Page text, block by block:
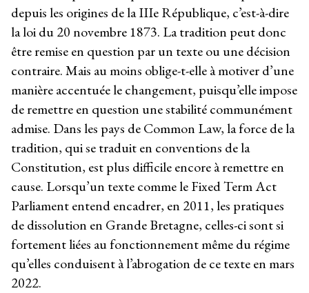
depuis les origines de la IIIe République, c’est-à-dire
la loi du 20 novembre 1873. La tradition peut donc
être remise en question par un texte ou une décision
contraire. Mais au moins oblige-t-elle à motiver d’une
manière accentuée le changement, puisqu’elle impose
de remettre en question une stabilité communément
admise. Dans les pays de Common Law, la force de la
tradition, qui se traduit en conventions de la
Constitution, est plus difficile encore à remettre en
cause. Lorsqu’un texte comme le Fixed Term Act
Parliament entend encadrer, en 2011, les pratiques
de dissolution en Grande Bretagne, celles-ci sont si
fortement liées au fonctionnement même du régime
qu’elles conduisent à l’abrogation de ce texte en mars
2022.